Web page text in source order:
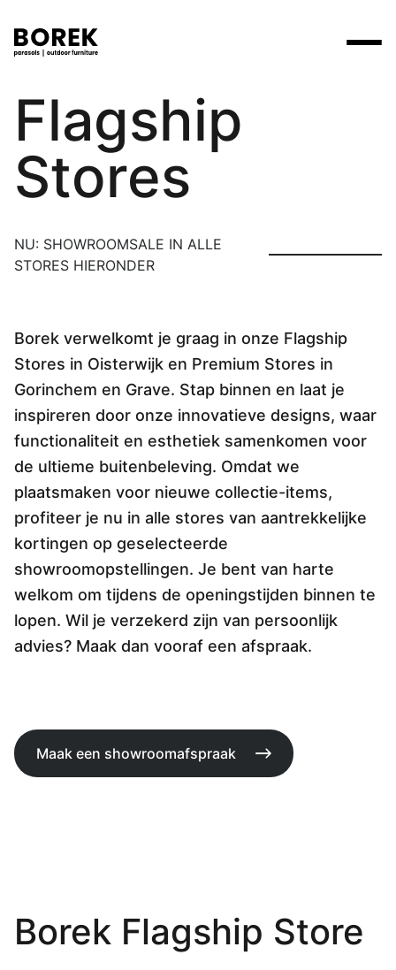
Producten
Alle producten
Lounge
Stoelen
Ligbedden
Deals
Collecties
Merken
Ontdek onze merken
Max & Luuk
Projecten
Verkooppunten
Premium stores
Designers
Prijscatalogi
Flagship stores
Contact
3D modellen
Support
Nieuws
Events
Werken bij
Taalkeuze
Bezoek de
Flagship
Stores
NU: SHOWROOMSALE IN ALLE
STORES HIERONDER
Borek verwelkomt je graag in onze Flagship
Stores in Oisterwijk en Premium Stores in
Gorinchem en Grave. Stap binnen en laat je
inspireren door onze innovatieve designs, waar
functionaliteit en esthetiek samenkomen voor
de ultieme buitenbeleving. Omdat we
plaatsmaken voor nieuwe collectie-items,
profiteer je nu in alle stores van aantrekkelijke
kortingen op geselecteerde
showroomopstellingen. Je bent van harte
welkom om tijdens de openingstijden binnen te
lopen. Wil je verzekerd zijn van persoonlijk
advies? Maak dan vooraf een afspraak.
Maak een showroomafspraak
Borek Flagship Store